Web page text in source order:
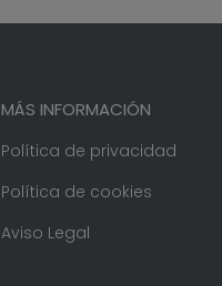
MÁS INFORMACIÓN
Política de privacidad
Política de cookies
Aviso Legal